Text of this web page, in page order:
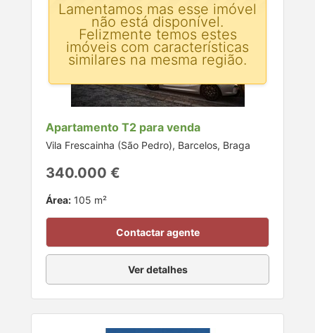
Apartamento T2 para venda
Vila Frescainha (São Pedro), Barcelos, Braga
340.000 €
Área: 105 m²
Contactar agente
Ver detalhes
Lamentamos mas esse imóvel
não está disponível.
Felizmente temos estes
imóveis com características
similares na mesma região.